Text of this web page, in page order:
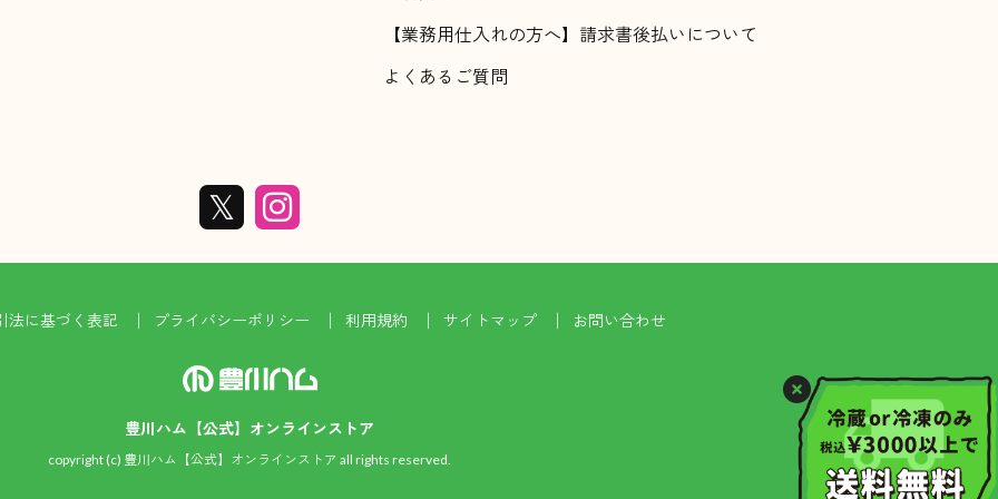
【業務用仕入れの方へ】請求書後払いについて
よくあるご質問
法に基づく表記 プライバシーポリシー 利用規約 サイトマップ お問い合わせ
豊川ハム【公式】オンラインストア
copyright (c) 豊川ハム【公式】オンラインストア all rights reserved.